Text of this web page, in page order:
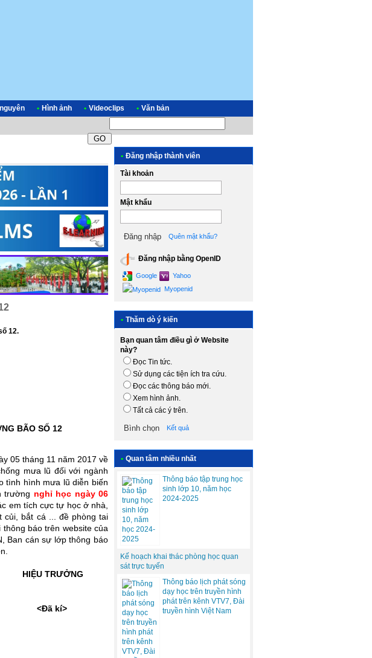
• Hình ảnh • Videoclips • Văn bản
12.
BÃO SỐ 12
tháng 11 năm 2017 về
mưa lũ đối với ngành
tình hình mưa lũ diễn biến
trường nghỉ học ngày 06
em tích cực tự học ở nhà,
bắt cá ... đề phòng tai
báo trên website của
Ban cán sự lớp thông báo
HIỆU TRƯỞNG
• Đăng nhập thành viên
Tài khoản
Mật khẩu
Quên mật khẩu?
Đăng nhập bằng OpenID
Google
Yahoo
Myopenid
• Thăm dò ý kiến
Bạn quan tâm điều gì ở Website
này?
Đọc Tin tức.
Sử dụng các tiện ích tra cứu.
Đọc các thông báo mới.
Xem hình ảnh.
Tất cả các ý trên.
Kết quả
• Quan tâm nhiều nhất
Thông báo tập trung học
sinh lớp 10, năm học
2024-2025
Kế hoạch khai thác phòng học quan
sát trực tuyến
Thông báo lịch phát sóng
dạy học trên truyền hình
phát trên kênh VTV7, Đài
truyền hình Việt Nam